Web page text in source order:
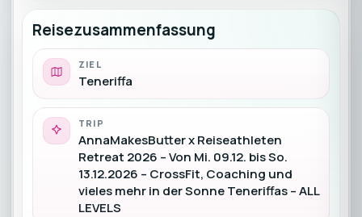
Reisezusammenfassung
ZIEL
Teneriffa
TRIP
AnnaMakesButter x Reiseathleten
Retreat 2026 – Von Mi. 09.12. bis So.
13.12.2026 – CrossFit, Coaching und
vieles mehr in der Sonne Teneriffas – ALL
LEVELS